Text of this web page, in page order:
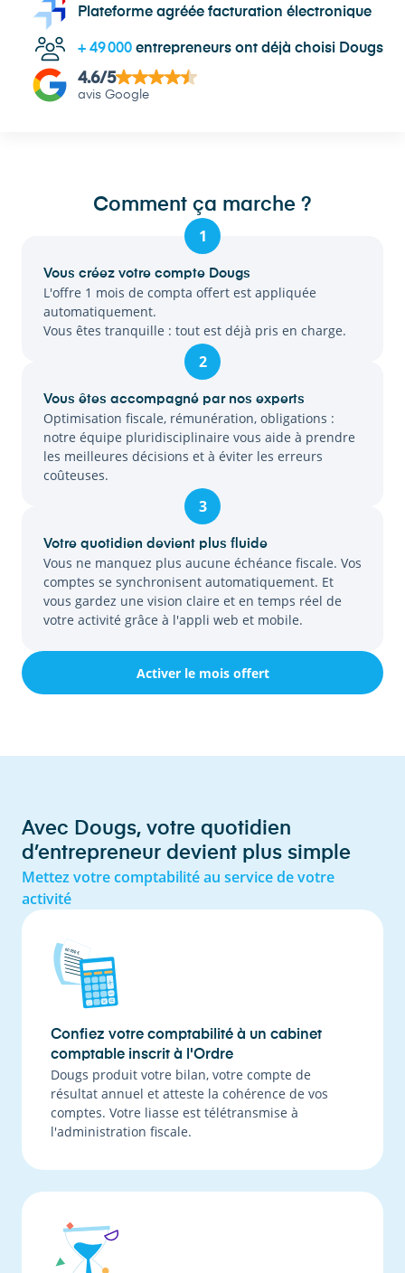
Plateforme agréée facturation électronique
+ 49 000 entrepreneurs ont déjà choisi Dougs
4.6/5
avis Google
Comment ça marche ?
1
Vous créez votre compte Dougs
L'offre 1 mois de compta offert est appliquée
automatiquement.
Vous êtes tranquille : tout est déjà pris en charge.
2
Vous êtes accompagné par nos experts
Optimisation fiscale, rémunération, obligations :
notre équipe pluridisciplinaire vous aide à prendre
les meilleures décisions et à éviter les erreurs
coûteuses.
3
Votre quotidien devient plus fluide
Vous ne manquez plus aucune échéance fiscale. Vos
comptes se synchronisent automatiquement. Et
vous gardez une vision claire et en temps réel de
votre activité grâce à l'appli web et mobile.
Activer le mois offert
Avec Dougs, votre quotidien
d’entrepreneur devient plus simple
Mettez votre comptabilité au service de votre
activité
Confiez votre comptabilité à un cabinet
comptable inscrit à l'Ordre
Dougs produit votre bilan, votre compte de
résultat annuel et atteste la cohérence de vos
comptes. Votre liasse est télétransmise à
l'administration fiscale.